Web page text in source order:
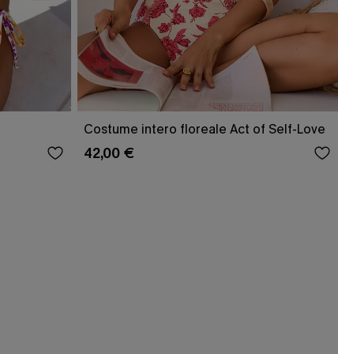
Costume intero floreale Act of Self-Love
42,00 €